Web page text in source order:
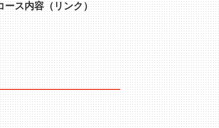
ース内容（リンク）